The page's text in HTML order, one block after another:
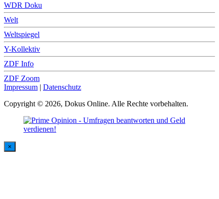
WDR Doku
Welt
Weltspiegel
Y-Kollektiv
ZDF Info
ZDF Zoom
Impressum | Datenschutz
Copyright © 2026, Dokus Online. Alle Rechte vorbehalten.
×